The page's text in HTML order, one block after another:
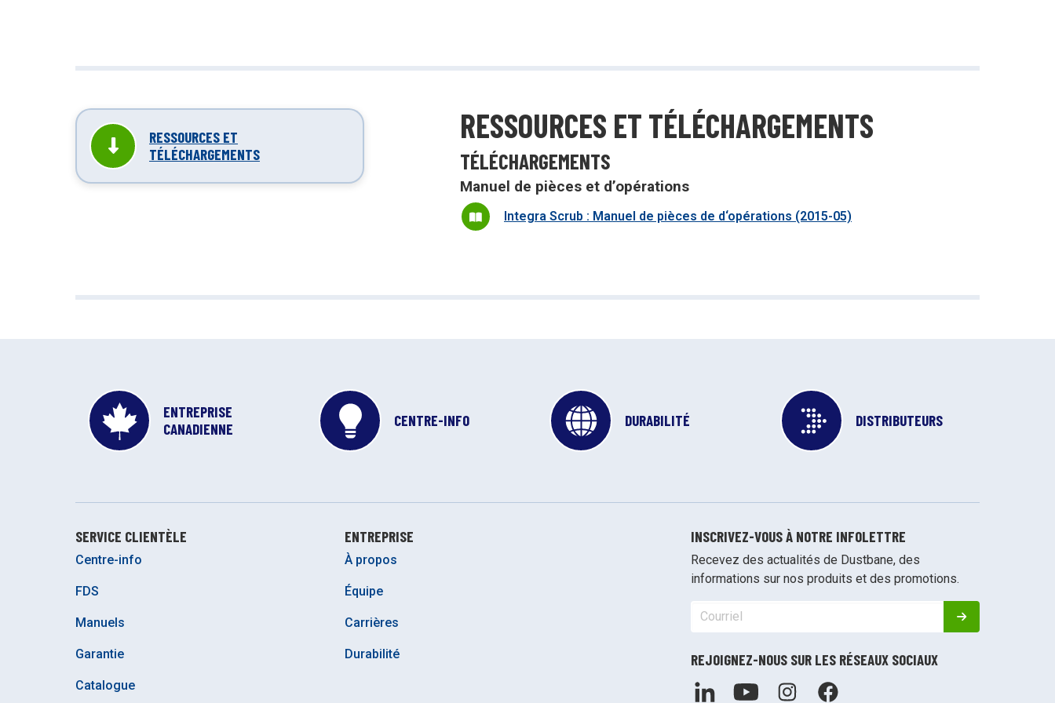
RESSOURCES ET
TÉLÉCHARGEMENTS
RESSOURCES ET TÉLÉCHARGEMENTS
TÉLÉCHARGEMENTS
Manuel de pièces et d’opérations
Integra Scrub : Manuel de pièces de d‘opérations (2015-05)
ENTREPRISE
CANADIENNE
CENTRE-INFO DURABILITÉ DISTRIBUTEURS
SERVICE CLIENTÈLE
Centre-info
FDS
Manuels
Garantie
Catalogue
ENTREPRISE
À propos
Équipe
Carrières
Durabilité
INSCRIVEZ-VOUS À NOTRE INFOLETTRE
Recevez des actualités de Dustbane, des
informations sur nos produits et des promotions.
REJOIGNEZ-NOUS SUR LES RÉSEAUX SOCIAUX